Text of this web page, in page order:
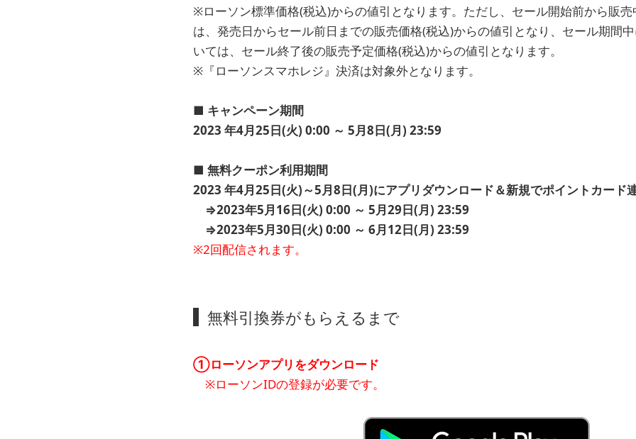
※ローソン標準価格(税込)からの値引となります。ただし、セール開始前から販
は、発売日からセール前日までの販売価格(税込)からの値引となり、セール期間
いては、セール終了後の販売予定価格(税込)からの値引となります。
※『ローソンスマホレジ』決済は対象外となります。
■ キャンペーン期間
2023 年4月25日(火) 0:00 ～ 5月8日(月) 23:59
■ 無料クーポン利用期間
2023 年4月25日(火)～5月8日(月)にアプリダウンロード＆新規でポイントカード
⇒2023年5月16日(火) 0:00 ～ 5月29日(月) 23:59
⇒2023年5月30日(火) 0:00 ～ 6月12日(月) 23:59
※2回配信されます。
無料引換券がもらえるまで
①ローソンアプリをダウンロード
※ローソンIDの登録が必要です。